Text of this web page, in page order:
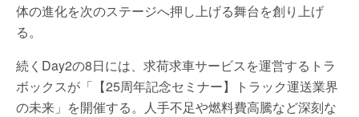
体の進化を次のステージへ押し上げる舞台を創り上げ
る。
続くDay2の8日には、求荷求車サービスを運営するトラ
ボックスが「【25周年記念セミナー】トラック運送業界
の未来」を開催する。人手不足や燃料費高騰など深刻な